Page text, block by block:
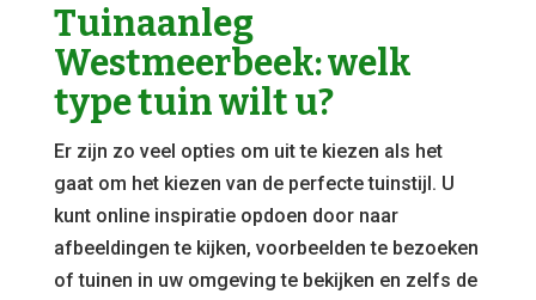
Tuinaanleg
Westmeerbeek: welk
type tuin wilt u?
Er zijn zo veel opties om uit te kiezen als het
gaat om het kiezen van de perfecte tuinstijl. U
kunt online inspiratie opdoen door naar
afbeeldingen te kijken, voorbeelden te bezoeken
of tuinen in uw omgeving te bekijken en zelfs de